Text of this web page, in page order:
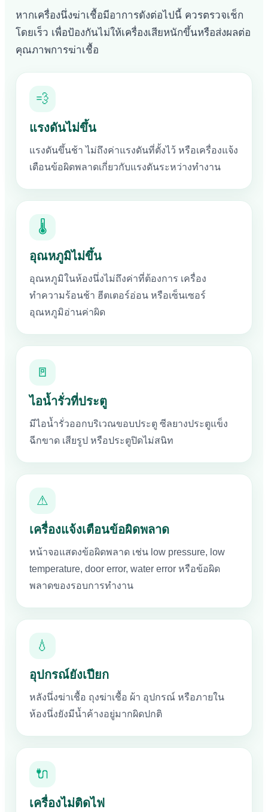
หากเครื่องนึ่งฆ่าเชื้อมีอาการดังต่อไปนี้ ควรตรวจเช็ก
โดยเร็ว เพื่อป้องกันไม่ให้เครื่องเสียหนักขึ้นหรือส่งผลต่อ
คุณภาพการฆ่าเชื้อ
💨
แรงดันไม่ขึ้น
แรงดันขึ้นช้า ไม่ถึงค่าแรงดันที่ตั้งไว้ หรือเครื่องแจ้ง
เตือนข้อผิดพลาดเกี่ยวกับแรงดันระหว่างทำงาน
🌡
อุณหภูมิไม่ขึ้น
อุณหภูมิในห้องนึ่งไม่ถึงค่าที่ต้องการ เครื่อง
ทำความร้อนช้า ฮีตเตอร์อ่อน หรือเซ็นเซอร์
อุณหภูมิอ่านค่าผิด
🚪
ไอน้ำรั่วที่ประตู
มีไอน้ำรั่วออกบริเวณขอบประตู ซีลยางประตูแข็ง
ฉีกขาด เสียรูป หรือประตูปิดไม่สนิท
⚠
เครื่องแจ้งเตือนข้อผิดพลาด
หน้าจอแสดงข้อผิดพลาด เช่น low pressure, low
temperature, door error, water error หรือข้อผิด
พลาดของรอบการทำงาน
💧
อุปกรณ์ยังเปียก
หลังนึ่งฆ่าเชื้อ ถุงฆ่าเชื้อ ผ้า อุปกรณ์ หรือภายใน
ห้องนึ่งยังมีน้ำค้างอยู่มากผิดปกติ
🔌
เครื่องไม่ติดไฟ